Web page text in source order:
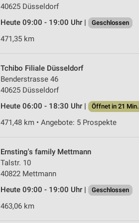
40625 Düsseldorf
Heute 09:00 - 19:00 Uhr |
Geschlossen
471,35 km
Tchibo Filiale Düsseldorf
Benderstrasse 46
40625 Düsseldorf
Heute 06:00 - 18:30 Uhr |
Öffnet in 21 Min.
471,48 km • Angebote: 5 Prospekte
Ernsting's family Mettmann
Talstr. 10
40822 Mettmann
Heute 09:00 - 19:00 Uhr |
Geschlossen
463,06 km